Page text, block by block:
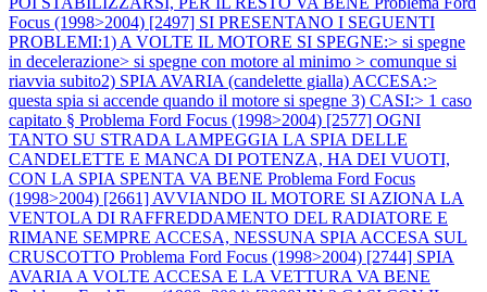
Focus (1998>2004) [2497] SI PRESENTANO I SEGUENTI
PROBLEMI:1) A VOLTE IL MOTORE SI SPEGNE:> si spegne
in decelerazione> si spegne con motore al minimo > comunque si
riavvia subito2) SPIA AVARIA (candelette gialla) ACCESA:>
questa spia si accende quando il motore si spegne 3) CASI:> 1 caso
capitato § Problema Ford Focus (1998>2004) [2577] OGNI
TANTO SU STRADA LAMPEGGIA LA SPIA DELLE
CANDELETTE E MANCA DI POTENZA, HA DEI VUOTI,
CON LA SPIA SPENTA VA BENE Problema Ford Focus
(1998>2004) [2661] AVVIANDO IL MOTORE SI AZIONA LA
VENTOLA DI RAFFREDDAMENTO DEL RADIATORE E
RIMANE SEMPRE ACCESA, NESSUNA SPIA ACCESA SUL
CRUSCOTTO Problema Ford Focus (1998>2004) [2744] SPIA
AVARIA A VOLTE ACCESA E LA VETTURA VA BENE